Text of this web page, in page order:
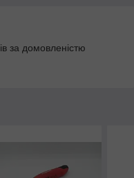
за домовленістю